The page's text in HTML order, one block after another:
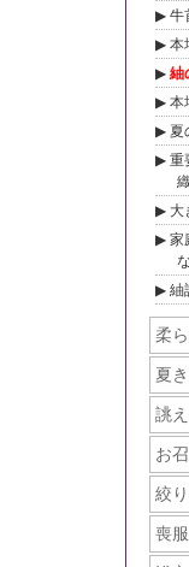
牛
本
紬
本
夏
重
大
家
紬
柔
夏
誂
お召
絞
喪服